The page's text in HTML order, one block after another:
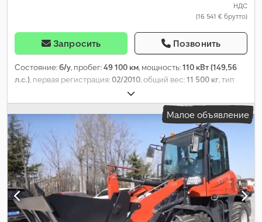
НДС
(16 541 € брутто)
Запросить Позвонить
Состояние:б/у, пробег:49 100 км, мощность:110 кВт (149,56
л.с.) , первая регистрация:02/2010 , общий вес:11 500 кг , тип
, конфигурация осей:
передачи:автоматический,
Малое объявление